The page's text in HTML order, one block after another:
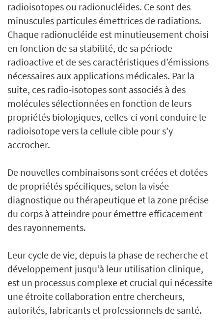
radioisotopes ou radionucléides. Ce sont des
minuscules particules émettrices de radiations.
Chaque radionucléide est minutieusement choisi
en fonction de sa stabilité, de sa période
radioactive et de ses caractéristiques d’émissions
nécessaires aux applications médicales. Par la
suite, ces radio-isotopes sont associés à des
molécules sélectionnées en fonction de leurs
propriétés biologiques, celles-ci vont conduire le
radioisotope vers la cellule cible pour s’y
accrocher.
De nouvelles combinaisons sont créées et dotées
de propriétés spécifiques, selon la visée
diagnostique ou thérapeutique et la zone précise
du corps à atteindre pour émettre efficacement
des rayonnements.
Leur cycle de vie, depuis la phase de recherche et
développement jusqu’à leur utilisation clinique,
est un processus complexe et crucial qui nécessite
une étroite collaboration entre chercheurs,
autorités, fabricants et professionnels de santé.